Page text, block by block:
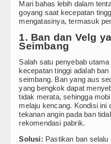
Subwoofer
Speaker
Processor
Amplifier
Accessories
Head Unit
Arsitektur Kendaraan
Kehadiran Robot
JAECOO J5 EV Jadi
JAECOO Kenalkan
Satu Tahun di
Bebas Range
Sebulan Jelang
Mari bahas lebih dalam
goyang saat kecepatan
mengatasinya, termasuk
1. Ban dan Velg
Seimbang
Salah satu penyebab
kecepatan tinggi adalah
seimbang. Ban yang aus
yang bengkok dapat
tidak merata, sehingga
melaju kencang. Kondisi ini
tekanan angin pada ban
rekomendasi pabrik.
Solusi: Pastikan ban